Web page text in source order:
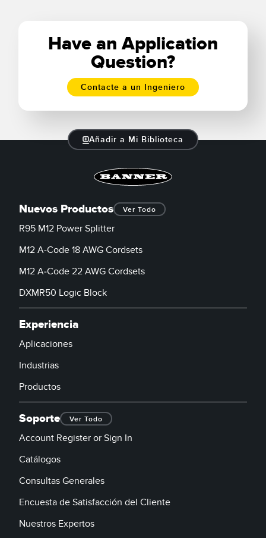
Learn More
Have an Application
Question?
Contacte a un Ingeniero
Añadir a Mi Biblioteca
Nuevos Productos Ver Todo
R95 M12 Power Splitter
M12 A-Code 18 AWG Cordsets
M12 A-Code 22 AWG Cordsets
DXMR50 Logic Block
Experiencia
Aplicaciones
Industrias
Productos
Soporte Ver Todo
Account Register or Sign In
Catálogos
Consultas Generales
Encuesta de Satisfacción del Cliente
Nuestros Expertos